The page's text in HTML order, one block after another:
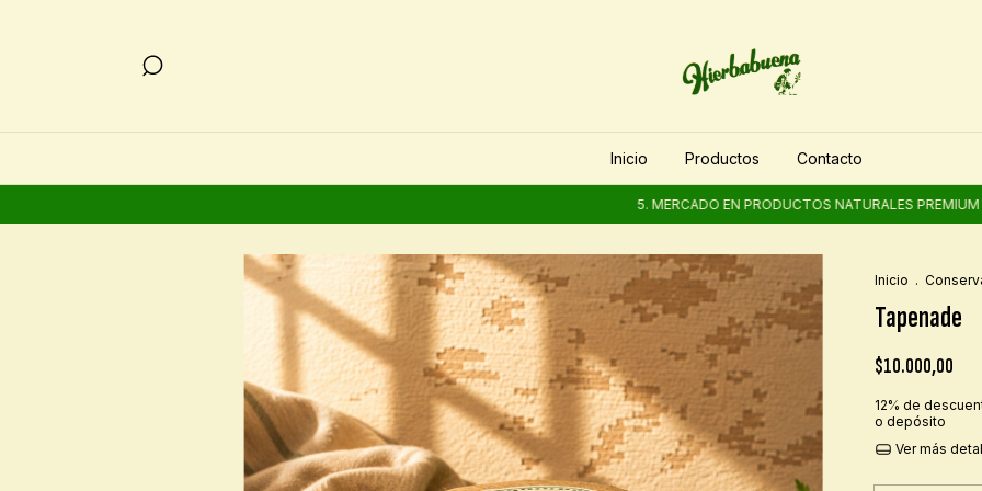
Inicio Productos Contacto
5. MERCADO EN PRODUCTOS NATURALES PREMIUM 5.
Inicio .
Tapenade
$10.000,00
12% de
o depósito
Ver más